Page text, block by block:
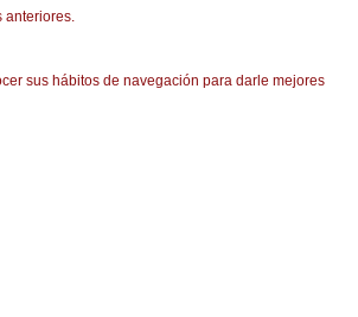
anteriores.
sus hábitos de navegación para darle mejores